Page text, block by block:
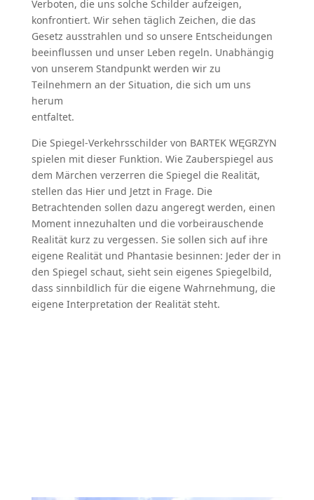
Verboten, die uns solche Schilder aufzeigen,
konfrontiert. Wir sehen täglich Zeichen, die das
Gesetz ausstrahlen und so unsere Entscheidungen
beeinflussen und unser Leben regeln. Unabhängig
von unserem Standpunkt werden wir zu
Teilnehmern an der Situation, die sich um uns
herum
entfaltet.
Die Spiegel-Verkehrsschilder von BARTEK WĘGRZYN
spielen mit dieser Funktion. Wie Zauberspiegel aus
dem Märchen verzerren die Spiegel die Realität,
stellen das Hier und Jetzt in Frage. Die
Betrachtenden sollen dazu angeregt werden, einen
Moment innezuhalten und die vorbeirauschende
Realität kurz zu vergessen. Sie sollen sich auf ihre
eigene Realität und Phantasie besinnen: Jeder der in
den Spiegel schaut, sieht sein eigenes Spiegelbild,
dass sinnbildlich für die eigene Wahrnehmung, die
eigene Interpretation der Realität steht.